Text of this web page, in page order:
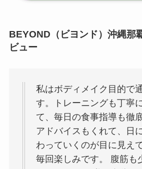
BEYOND（ビヨンド）沖縄那
ビュー
私はボディメイク目的で
す。トレーニングも丁寧
て、毎日の食事指導も徹
アドバイスもくれて、日
わっていくのが目に見え
毎回楽しみです。 腹筋も